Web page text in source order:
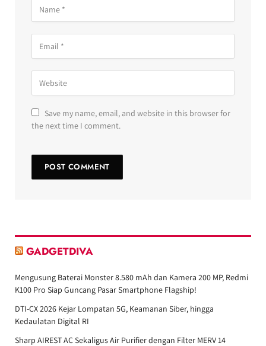
Save my name, email, and website in this browser for
the next time I comment.
GADGETDIVA
Mengusung Baterai Monster 8.580 mAh dan Kamera 200 MP, Redmi
K100 Pro Siap Guncang Pasar Smartphone Flagship!
DTI-CX 2026 Kejar Lompatan 5G, Keamanan Siber, hingga
Kedaulatan Digital RI
Sharp AIREST AC Sekaligus Air Purifier dengan Filter MERV 14